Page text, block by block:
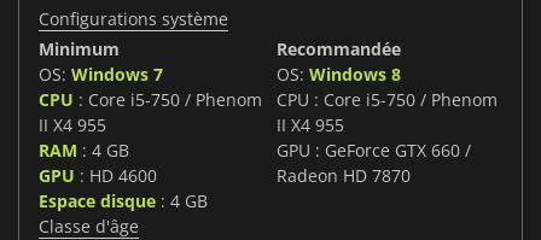
Configurations système
Minimum
OS: Windows 7
CPU : Core i5-750 / Phenom
II X4 955
RAM : 4 GB
GPU : HD 4600
Espace disque : 4 GB
Recommandée
OS: Windows 8
CPU : Core i5-750 / Phenom
II X4 955
GPU : GeForce GTX 660 /
Radeon HD 7870
Classe d'âge